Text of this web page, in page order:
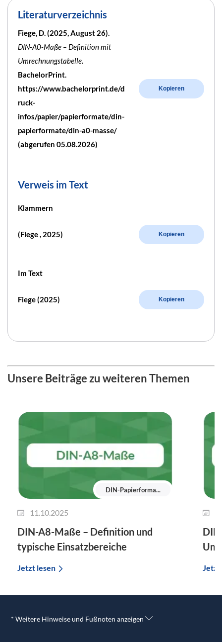
Literaturverzeichnis
Fiege, D. (2025, August 26).
DIN-A0-Maße – Definition mit
Umrechnungstabelle.
BachelorPrint.
https://www.bachelorprint.de/d
ruck-
infos/papier/papierformate/din-
papierformate/din-a0-masse/
(abgerufen 05.08.2026)
Kopieren
Verweis im Text
Klammern
(Fiege , 2025) Kopieren
Im Text
Fiege (2025) Kopieren
Unsere Beiträge zu weiteren Themen
DIN-Papierforma...
11.10.2025
DIN-A8-Maße – Definition und
typische Einsatzbereiche
Jetzt lesen Jetzt
* Weitere Hinweise und Fußnoten anzeigen